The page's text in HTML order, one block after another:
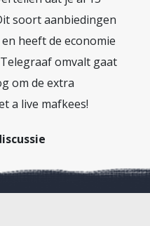
soort aanbiedingen
heeft de economie
omvalt gaat
om de extra
a live mafkees!